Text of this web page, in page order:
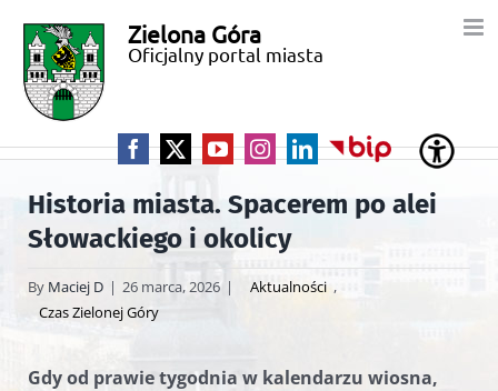
zawartości
Miasto
Zielona
Góra
Zielona Góra
Oficjalny portal miasta
Facebook
X YouTubeInstagramLinkedInBIP
Historia miasta. Spacerem po alei
Słowackiego i okolicy
By Maciej D | 26 marca, 2026 | Aktualności ,
Czas Zielonej Góry
Gdy od prawie tygodnia w kalendarzu wiosna,